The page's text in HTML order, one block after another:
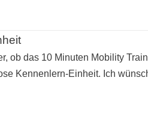
ob das 10 Minuten Mobility
Kennenlern-Einheit. Ich